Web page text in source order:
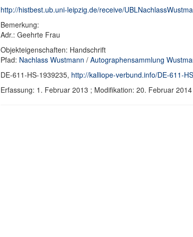
http://histbest.ub.uni-leipzig.de/receive/
Bemerkung:
Adr.: Geehrte Frau
Objekteigenschaften: Handschrift
Pfad: Nachlass Wustmann / Autographensammlung
DE-611-HS-1939235, http://kalliope-verbund.info/DE-611-
Erfassung: 1. Februar 2013 ; Modifikation: 20. Februar